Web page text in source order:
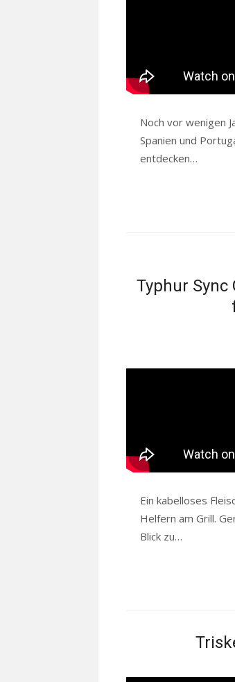
Noch vor wenigen
Spanien und
entdecken…
Typhur
Ein kabelloses
Helfern am Grill.
Blick zu…